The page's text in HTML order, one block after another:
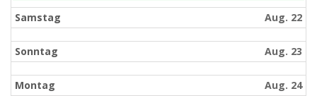
August
21st
2026
Samstag Aug. 22
Sonntag Aug. 23
Montag Aug. 24